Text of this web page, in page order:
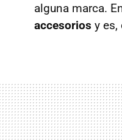
alguna marca.
accesorios y es,